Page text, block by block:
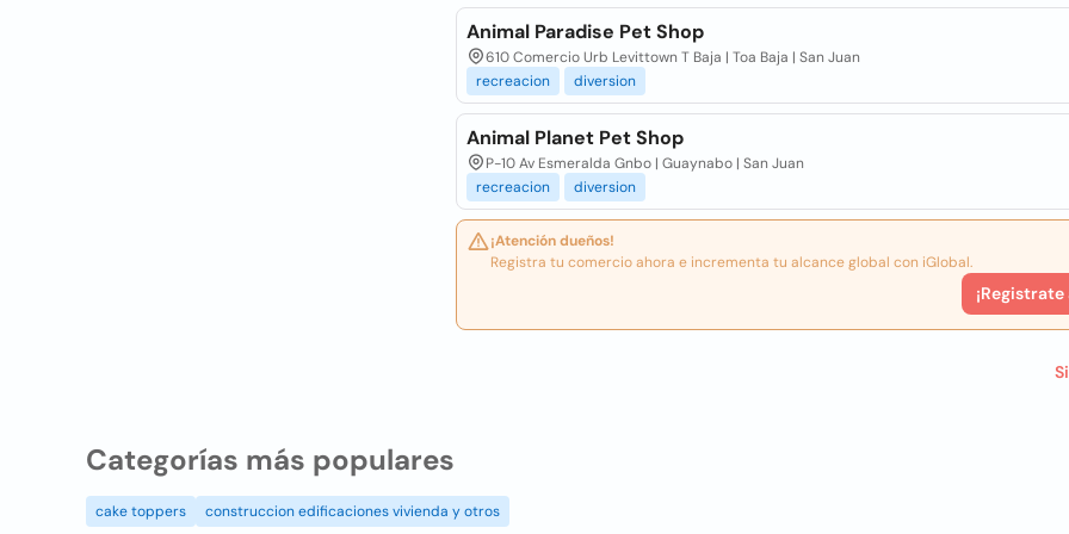
Animal Paradise Pet Shop
610 Comercio Urb Levittown T Baja | Toa Baja | San Juan
recreacion
diversion
Animal Planet Pet Shop
P-10 Av Esmeralda Gnbo | Guaynabo | San Juan
recreacion
diversion
¡Atención dueños!
Registra tu comercio ahora e incrementa tu alcance global con iGlobal.
¡Registrate
Categorías más populares
cake toppers construccion edificaciones vivienda y otros